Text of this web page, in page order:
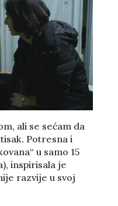
ali se sećam da
Potresna i
u samo 15
inspirisala je
razvije u svoj